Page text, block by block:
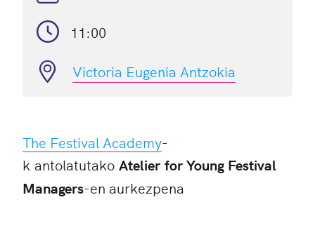
11:00
Victoria Eugenia Antzokia
The Festival Academy-
k antolatutako Atelier for Young Festival
Managers-en aurkezpena